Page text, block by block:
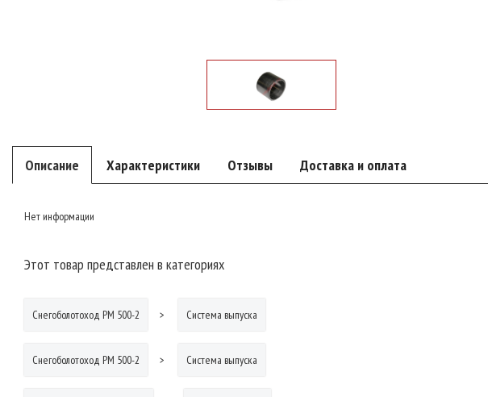
Описание Характеристики Отзывы Доставка и оплата
Нет информации
Этот товар представлен в категориях
Снегоболотоход РМ 500-2 Система выпуска
Снегоболотоход РМ 500-2 Система выпуска